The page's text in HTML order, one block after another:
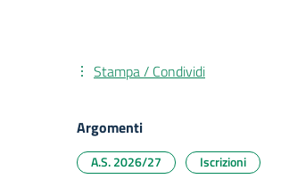
Stampa / Condividi
Argomenti
A.S. 2026/27
Iscrizioni